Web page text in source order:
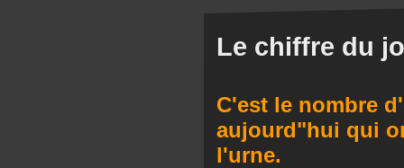
Le chiffre du
C'est le nombre
aujourd"hui qui
l'urne.